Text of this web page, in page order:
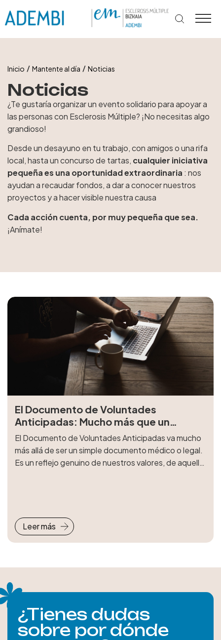
al
Inicio / Mantente al día / Noticias
Noticias
¿Te gustaría organizar un evento solidario para apoyar a
las personas con Esclerosis Múltiple? ¡No necesitas algo
grandioso!
Desde un desayuno en tu trabajo, con amigos o una rifa
local, hasta un concurso de tartas, cualquier iniciativa
pequeña es una oportunidad extraordinaria : nos
ayudan a recaudar fondos, a dar a conocer nuestros
proyectos y a hacer visible nuestra causa
Cada acción cuenta, por muy pequeña que sea.
¡Anímate!
El Documento de Voluntades
Anticipadas: Mucho más que un
trámite
El Documento de Voluntades Anticipadas va mucho
más allá de ser un simple documento médico o legal.
Es un reflejo genuino de nuestros valores, de aquello
Leer más
¿Tienes dudas
sobre por dónde